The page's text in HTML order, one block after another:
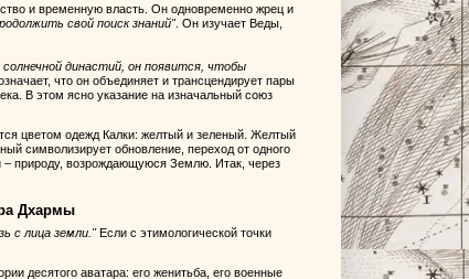
и временную власть. Он одновременно жрец и
свой поиск знаний". Он изучает Веды,
солнечной династий, он появится, чтобы
что он объединяет и трансцендирует пары
В этом ясно указание на изначальный союз
цветом одежд Калки: желтый и зеленый. Желтый
символизирует обновление, переход от одного
– природу, возрождающуюся Землю. Итак, через
Дхармы
с лица земли."Если с этимологической точки
десятого аватара: его женитьба, его военные